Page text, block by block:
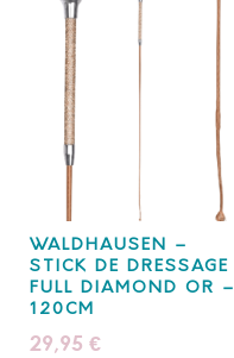
WALDHAUSEN –
STICK DE DRESSAGE
FULL DIAMOND OR –
120CM
29,95 €